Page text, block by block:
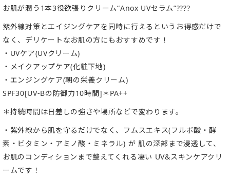
お肌が潤う1本3役欲張りクリーム“Anox UVセラム”????
紫外線対策とエイジングケアを同時に行えるというお得感だけで
なく、デリケートなお肌の方にもおすすめです！
・UVケア(UVクリーム)
・メイクアップケア(化粧下地)
・エンジングケア(朝の栄養クリーム)
SPF30[UV-Bの防御力10時間]＊PA++
＊持続時間は日差しの強さや場所などで変わります。
・紫外線から肌を守るだけでなく、フムスエキス(フルボ酸・酵
素・ビタミン・アミノ酸・ミネラル) が 肌の深部まで浸透して、
お肌のコンディションまで整えてくれる凄い UV&スキンケアクリ
ームです！